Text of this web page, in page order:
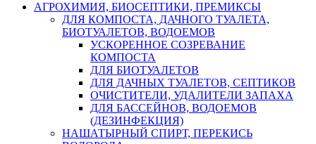
АГРОХИМИЯ, БИОСЕПТИКИ, ПРЕМИКСЫ
ДЛЯ КОМПОСТА, ДАЧНОГО ТУАЛЕТА,
БИОТУАЛЕТОВ, ВОДОЕМОВ
УСКОРЕННОЕ СОЗРЕВАНИЕ
КОМПОСТА
ДЛЯ БИОТУАЛЕТОВ
ДЛЯ ДАЧНЫХ ТУАЛЕТОВ, СЕПТИКОВ
ОЧИСТИТЕЛИ, УДАЛИТЕЛИ ЗАПАХА
ДЛЯ БАССЕЙНОВ, ВОДОЕМОВ
(ДЕЗИНФЕКЦИЯ)
НАШАТЫРНЫЙ СПИРТ, ПЕРЕКИСЬ